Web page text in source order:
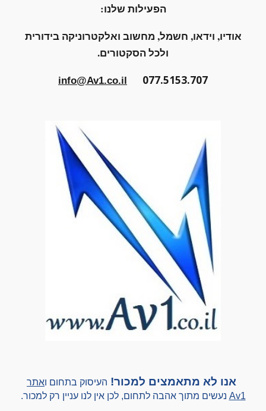
הפעילות שלנו:
אודיו, וידאו, חשמל, מחשוב ואלקטרוניקה בידורית
ולכל הסקטורים.
info@Av1.co.il 077.5153.707
אנו לא מתאמצים למכור! העיסוק בתחום ואתר
Av1 נעשים מתוך אהבה לתחום, לכן אין לנו עניין רק למכור.